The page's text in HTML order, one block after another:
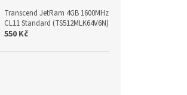
Transcend JetRam 4GB 1600MHz
CL11 Standard (TS512MLK64V6N)
550 Kč